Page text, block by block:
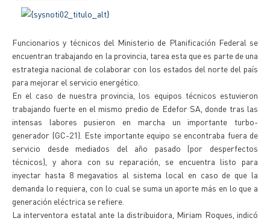
Funcionarios y técnicos del Ministerio de Planificación Federal se
encuentran trabajando en la provincia, tarea esta que es parte de una
estrategia nacional de colaborar con los estados del norte del país
para mejorar el servicio energético.
En el caso de nuestra provincia, los equipos técnicos estuvieron
trabajando fuerte en el mismo predio de Edefor SA, donde tras las
intensas labores pusieron en marcha un importante turbo-
generador (GC-21). Este importante equipo se encontraba fuera de
servicio desde mediados del año pasado (por desperfectos
técnicos), y ahora con su reparación, se encuentra listo para
inyectar hasta 8 megavatios al sistema local en caso de que la
demanda lo requiera, con lo cual se suma un aporte más en lo que a
generación eléctrica se refiere.
La interventora estatal ante la distribuidora, Miriam Roques, indicó